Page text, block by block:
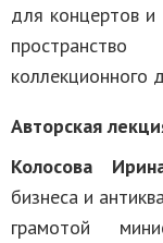
для концертов и
коллекционного
Авторская
Колосова
бизнеса и
грамотой